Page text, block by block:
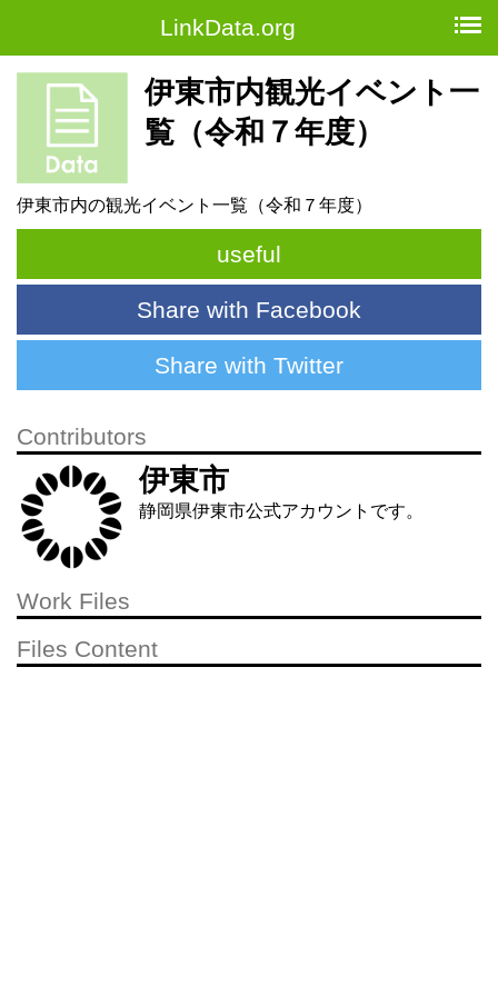
LinkData.org
伊東市内観光イベント一
覧（令和７年度）
伊東市内の観光イベント一覧（令和７年度）
useful
Share with Facebook
Share with Twitter
Contributors
伊東市
静岡県伊東市公式アカウントです。
Work Files
Files Content